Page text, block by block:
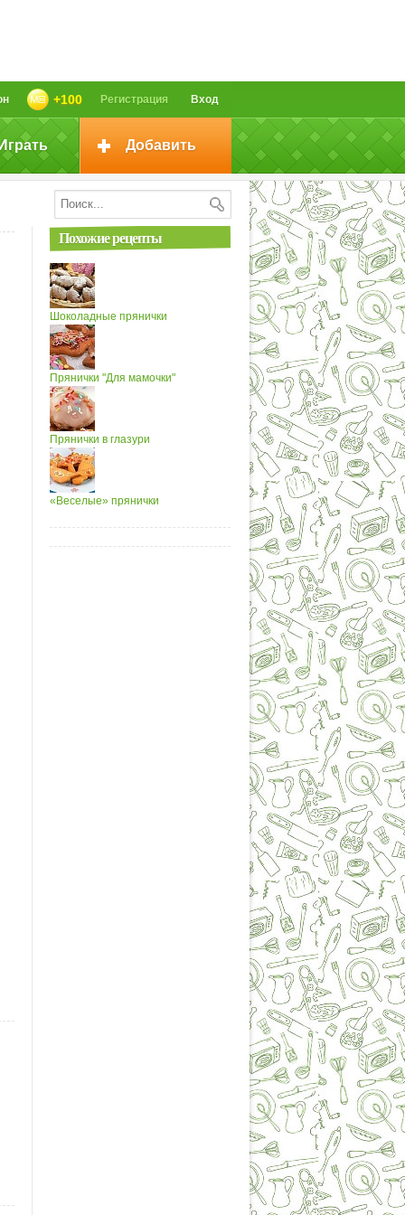
Вход
Регистрация
+100
Добавить
Похожие рецепты
Шоколадные прянички
Прянички "Для мамочки"
Прянички в глазури
«Веселые» прянички